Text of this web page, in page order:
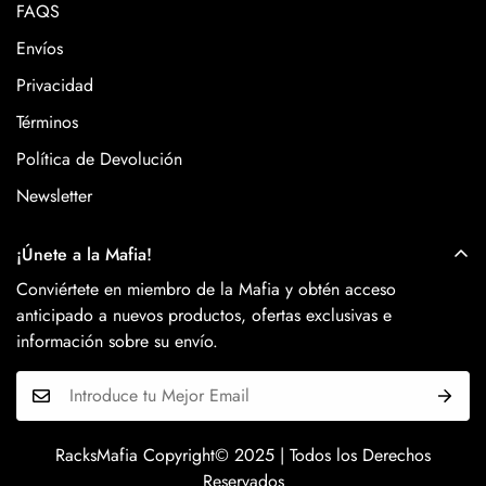
FAQS
Envíos
Privacidad
Términos
Política de Devolución
Newsletter
¡Únete a la Mafia!
Conviértete en miembro de la Mafia y obtén acceso
anticipado a nuevos productos, ofertas exclusivas e
información sobre su envío.
RacksMafia Copyright© 2025 | Todos los Derechos
Reservados